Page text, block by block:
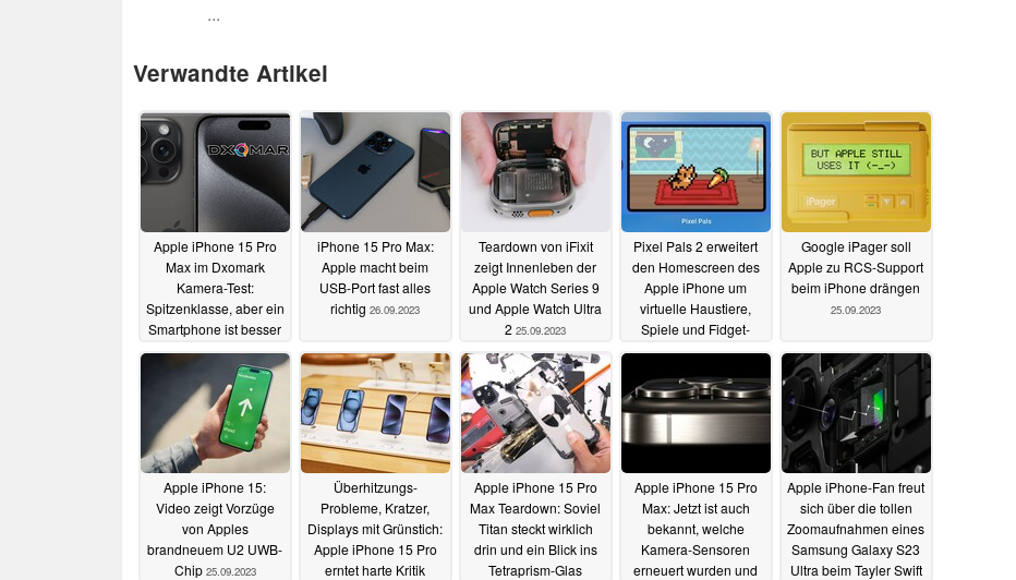
...
Verwandte Artikel
Apple iPhone 15 Pro
Max im Dxomark
Kamera-Test:
Spitzenklasse, aber ein
Smartphone ist besser
26.09.2023
iPhone 15 Pro Max:
Apple macht beim
USB-Port fast alles
richtig 26.09.2023
Teardown von iFixit
zeigt Innenleben der
Apple Watch Series 9
und Apple Watch Ultra
2 25.09.2023
Pixel Pals 2 erweitert
den Homescreen des
Apple iPhone um
virtuelle Haustiere,
Spiele und Fidget-
Widgets25.09.2023
Google iPager soll
Apple zu RCS-Support
beim iPhone drängen
25.09.2023
Apple iPhone 15:
Video zeigt Vorzüge
von Apples
brandneuem U2 UWB-
Chip 25.09.2023
Überhitzungs-
Probleme, Kratzer,
Displays mit Grünstich:
Apple iPhone 15 Pro
erntet harte Kritik
Apple iPhone 15 Pro
Max Teardown: Soviel
Titan steckt wirklich
drin und ein Blick ins
Tetraprism-Glas
Apple iPhone 15 Pro
Max: Jetzt ist auch
bekannt, welche
Kamera-Sensoren
erneuert wurden und
Apple iPhone-Fan freut
sich über die tollen
Zoomaufnahmen eines
Samsung Galaxy S23
Ultra beim Tayler Swift